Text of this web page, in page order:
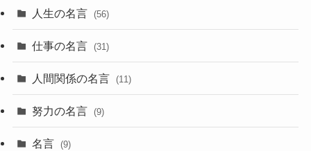
人生の名言 (56)
仕事の名言 (31)
人間関係の名言 (11)
努力の名言 (9)
名言 (9)